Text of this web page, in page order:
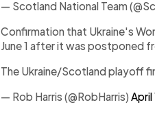
— Scotland National Team
Confirmation that Ukraine's
June 1 after it was postponed
The Ukraine/Scotland playoff
— Rob Harris (@RobHarris) April